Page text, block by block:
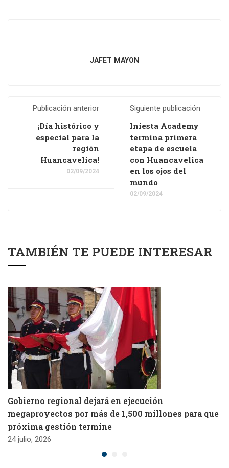
JAFET MAYON
Publicación anterior
¡Día histórico y
especial para la
región
Huancavelica!
02/09/2024
Siguiente publicación
Iniesta Academy
termina primera
etapa de escuela
con Huancavelica
en los ojos del
mundo
02/09/2024
TAMBIÉN TE PUEDE INTERESAR
Gobierno regional dejará en ejecución
megaproyectos por más de 1,500 millones para que
próxima gestión termine
24 julio, 2026